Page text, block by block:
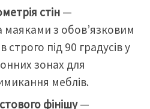
стін —
маяками з обов’язковим
строго під 90 градусів у
зонах для
меблів.
фінішу—